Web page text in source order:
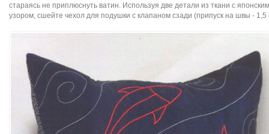
стараясь не приплюснуть ватин. Используя две детали из ткани с японским
узором, сшейте чехол для подушки с клапаном сзади (припуск на швы - 1,5